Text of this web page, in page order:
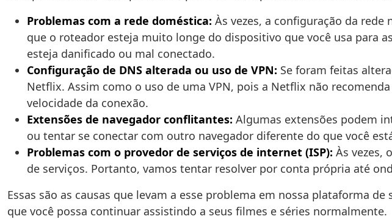
Problemas com a rede doméstica: Às vezes, a configuração da
que o roteador esteja muito longe do dispositivo que você usa para
esteja danificado ou mal conectado.
Configuração de DNS alterada ou uso de VPN: Se foram feitas
Netflix. Assim como o uso de uma VPN, pois a Netflix não
velocidade da conexão.
Extensões de navegador conflitantes: Algumas extensões podem
ou tentar se conectar com outro navegador diferente do que você
Problemas com o provedor de serviços de internet (ISP): Às vezes,
de serviços. Portanto, vamos tentar resolver por conta própria até
Essas são as causas que levam a esse problema em nossa plataforma
que você possa continuar assistindo a seus filmes e séries normalmente.